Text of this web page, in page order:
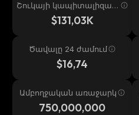
Շուկայի կապիտալիզաց
$131,03K
Ծավալը 24 ժամում
$16,74
Ամբողջական առաջարկ
750,000,000